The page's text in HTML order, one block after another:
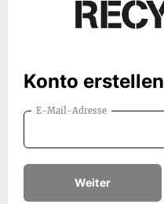
Konto erstellen
E-Mail-Adresse
Weiter